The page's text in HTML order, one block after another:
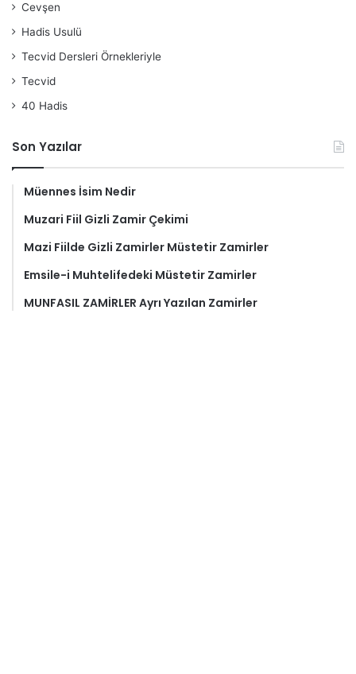
Cevşen
Hadis Usulü
Tecvid Dersleri Örnekleriyle
Tecvid
40 Hadis
Son Yazılar
Müennes İsim Nedir
Muzari Fiil Gizli Zamir Çekimi
Mazi Fiilde Gizli Zamirler Müstetir Zamirler
Emsile-i Muhtelifedeki Müstetir Zamirler
MUNFASIL ZAMİRLER Ayrı Yazılan Zamirler